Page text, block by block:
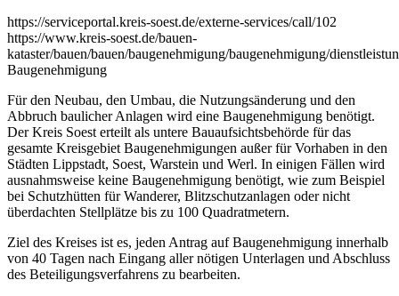
https://serviceportal.kreis-soest.de/externe-services/call/102
https://www.kreis-soest.de/bauen-
kataster/bauen/bauen/baugenehmigung/baugenehmigung/
Baugenehmigung
Für den Neubau, den Umbau, die Nutzungsänderung und den
Abbruch baulicher Anlagen wird eine Baugenehmigung benötigt.
Der Kreis Soest erteilt als untere Bauaufsichtsbehörde für das
gesamte Kreisgebiet Baugenehmigungen außer für Vorhaben in den
Städten Lippstadt, Soest, Warstein und Werl. In einigen Fällen wird
ausnahmsweise keine Baugenehmigung benötigt, wie zum Beispiel
bei Schutzhütten für Wanderer, Blitzschutzanlagen oder nicht
überdachten Stellplätze bis zu 100 Quadratmetern.
Ziel des Kreises ist es, jeden Antrag auf Baugenehmigung innerhalb
von 40 Tagen nach Eingang aller nötigen Unterlagen und Abschluss
des Beteiligungsverfahrens zu bearbeiten.